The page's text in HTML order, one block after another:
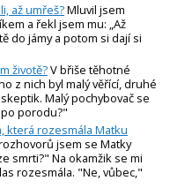
až umřeš?Mluvil jsem
a řekl jsem mu: „Až
do jámy a potom si dají si
životě?V břiše těhotné
z nich byl malý věřící, druhé
Malý pochybovač se
porodu?"
která rozesmála Matku
jsem se Matky
smrti?" Na okamžik se mi
rozesmála. "Ne, vůbec,"